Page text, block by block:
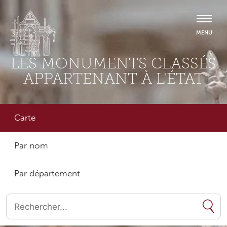
LES MONUMENTS CLASSÉS
APPARTENANT À L'ÉTAT
Carte
Par nom
Par département
Quand les résultats de l'auto-complétion sont disponibles,